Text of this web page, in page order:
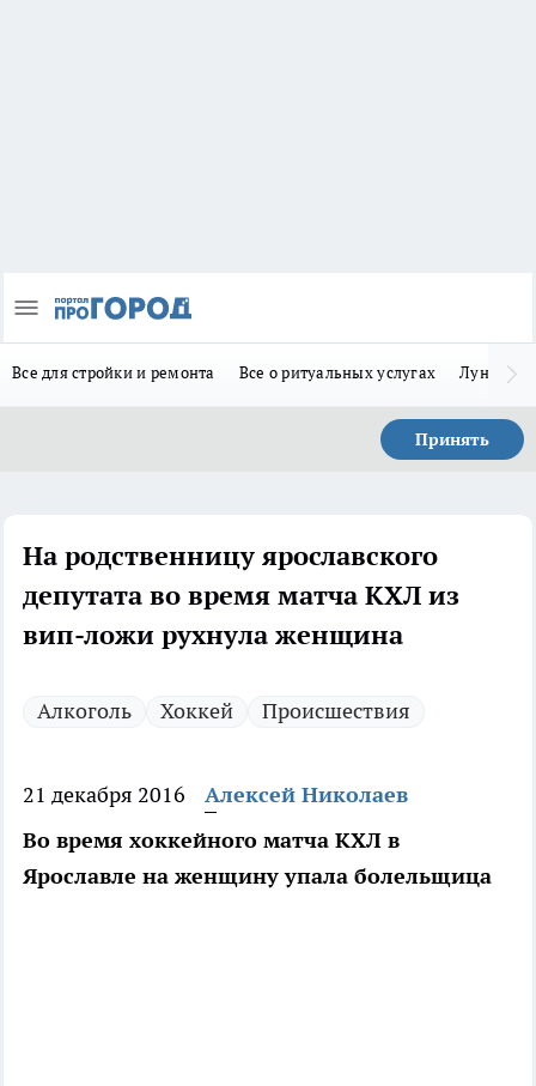
Все для стройки и ремонта Все о ритуальных услугах Лунно-
Принять
На родственницу ярославского
депутата во время матча КХЛ из
вип-ложи рухнула женщина
Алкоголь Хоккей Происшествия
21 декабря 2016
Алексей Николаев
Во время хоккейного матча КХЛ в
Ярославле на женщину упала болельщица